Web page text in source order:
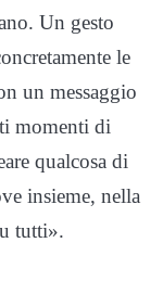
Un gesto
le
un messaggio
momenti di
qualcosa di
insieme, nella
tutti».